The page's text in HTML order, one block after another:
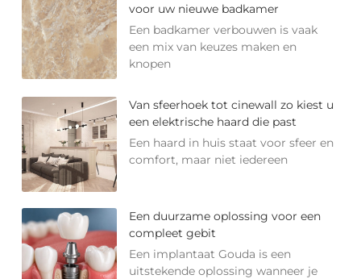
voor uw nieuwe badkamer
Een badkamer verbouwen is vaak
een mix van keuzes maken en
knopen
Van sfeerhoek tot cinewall zo kiest u
een elektrische haard die past
Een haard in huis staat voor sfeer en
comfort, maar niet iedereen
Een duurzame oplossing voor een
compleet gebit
Een implantaat Gouda is een
uitstekende oplossing wanneer je